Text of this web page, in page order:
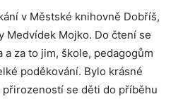
v Městské knihovně Dobříš,
Medvídek Mojko. Do čtení se
a za to jim, škole, pedagogům
poděkování. Bylo krásné
přirozeností se děti do příběhu